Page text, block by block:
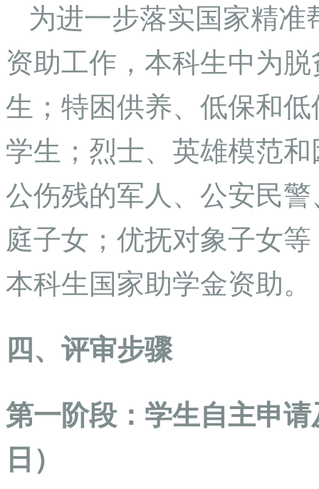
为进一步落实国家精
资助工作，本科生中为
生；特困供养、低保和
学生；烈士、英雄模范
公伤残的军人、公安民
庭子女；优抚对象子女
本科生国家助学金资助。
四、评审步骤
第一阶段：学生自主申
日）